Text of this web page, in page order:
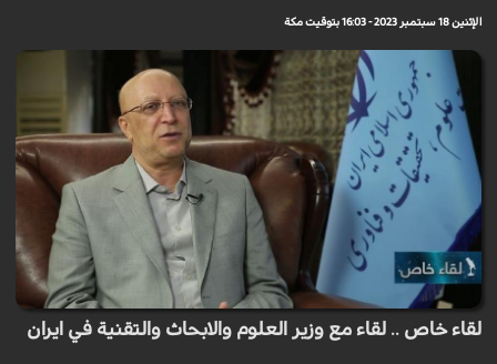
الإثنين 18 سبتمبر 2023 - 16:03 بتوقيت مكة
لقاء خاص .. لقاء مع وزير العلوم والابحاث والتقنية في ايران